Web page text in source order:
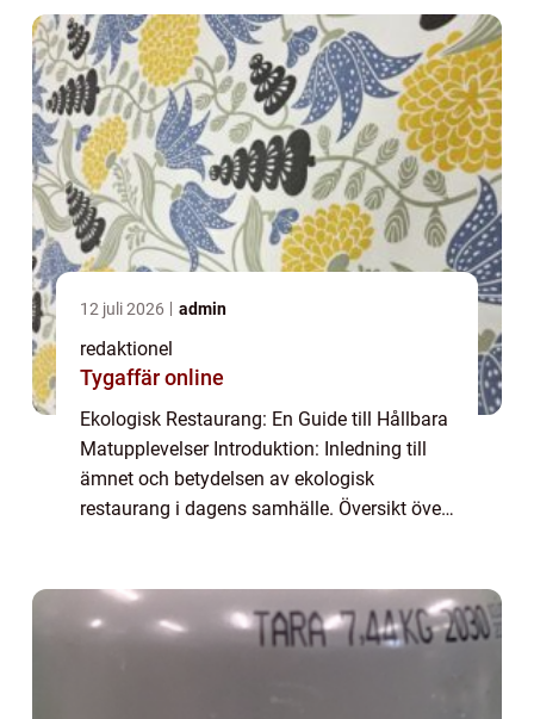
12 juli 2026 admin
redaktionel
Tygaffär online
Ekologisk Restaurang: En Guide till Hållbara
Matupplevelser Introduktion: Inledning till
ämnet och betydelsen av ekologisk
restaurang i dagens samhälle. Översikt över